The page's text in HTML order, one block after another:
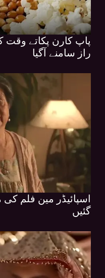
پاپ کارن پکاتے
راز سامنے آگیا
اسپائیڈر مین فلم کی
گئیں